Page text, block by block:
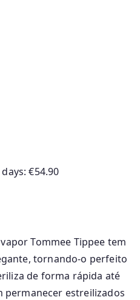
days:€54.90
Tommee Tippee tem
tornando-o perfeito
de forma rápida até
permanecer estreilizados